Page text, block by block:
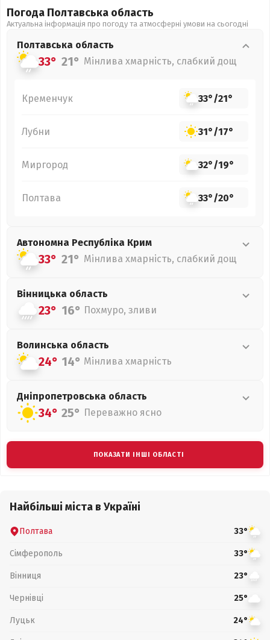
Погода Полтавська область
Актуальна інформація про погоду та атмосферні умови на сьогодні
Полтавська область
33° 21° Мінлива хмарність, слабкий дощ
Кременчук 33°/21°
Лубни 31°/17°
Миргород 32°/19°
Полтава 33°/20°
Автономна Республіка Крим
33° 21° Мінлива хмарність, слабкий дощ
Вінницька область
23° 16° Похмуро, зливи
Волинська область
24° 14° Мінлива хмарність
Дніпропетровська область
34° 25° Переважно ясно
ПОКАЗАТИ ІНШІ ОБЛАСТІ
Найбільші міста в Україні
Полтава 33°
Сімферополь 33°
Вінниця 23°
Чернівці 25°
Луцьк 24°